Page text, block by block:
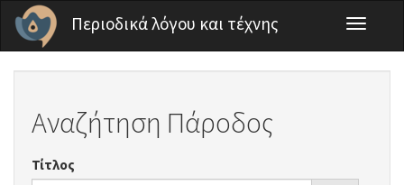
Παράκαμψη προς το κυρίως περιεχόμενο
Περιοδικά λόγου και τέχνης
Toggle
Αναζήτηση Πάροδος
Τίτλος